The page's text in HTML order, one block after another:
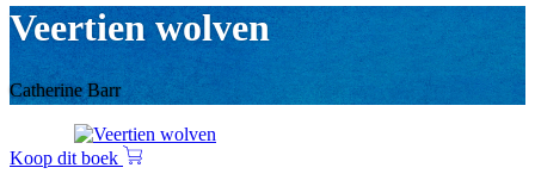
Veertien wolven
Catherine Barr
Koop dit boek